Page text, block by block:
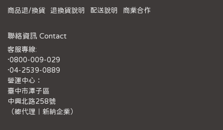
商品退/換貨 退換貨說明 配送說明 商業合作
聯絡資訊 Contact
客服專線:
·0800-009-029
·04-2539-0889
營運中心：
臺中市潭子區
中興北路258號
（總代理｜新納企業）